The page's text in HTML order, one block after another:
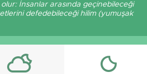
İnsanlar arasında geçinebileceği
defedebileceği hilim (yumuşak